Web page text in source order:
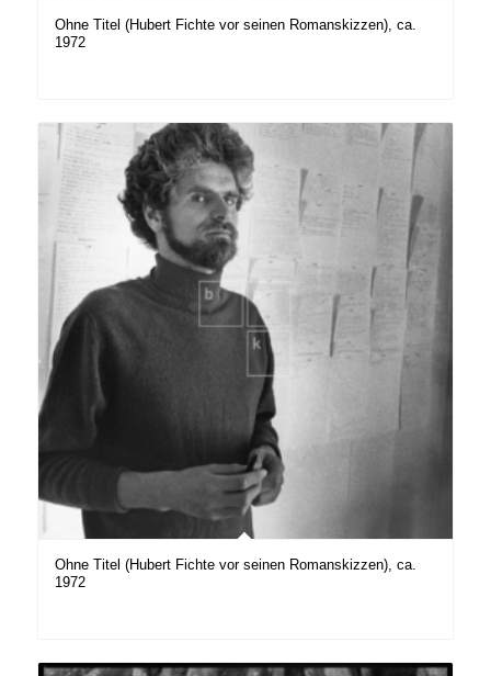
Ohne Titel (Hubert Fichte vor seinen Romanskizzen), ca.
1972
Ohne Titel (Hubert Fichte vor seinen Romanskizzen), ca.
1972